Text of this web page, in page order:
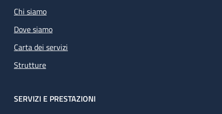
Chi siamo
Dove siamo
Carta dei servizi
Strutture
SERVIZI E PRESTAZIONI